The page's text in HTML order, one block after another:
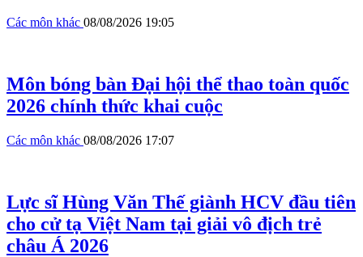
Các môn khác 08/08/2026 19:05
Môn bóng bàn Đại hội thể thao toàn quốc
2026 chính thức khai cuộc
Các môn khác 08/08/2026 17:07
Lực sĩ Hùng Văn Thế giành HCV đầu tiên
cho cử tạ Việt Nam tại giải vô địch trẻ
châu Á 2026